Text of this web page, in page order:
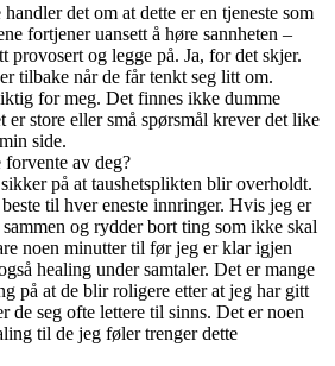
det om at dette er en tjeneste som
fortjener uansett å høre sannheten –
provosert og legge på. Ja, for det skjer.
tilbake når de får tenkt seg litt om.
for meg. Det finnes ikke dumme
er store eller små spørsmål krever det like
side.
av deg?
på at taushetsplikten blir overholdt.
til hver eneste innringer. Hvis jeg er
og rydder bort ting som ikke skal
noen minutter til før jeg er klar igjen
healing under samtaler. Det er mange
på at de blir roligere etter at jeg har gitt
de seg ofte lettere til sinns. Det er noen
til de jeg føler trenger dette